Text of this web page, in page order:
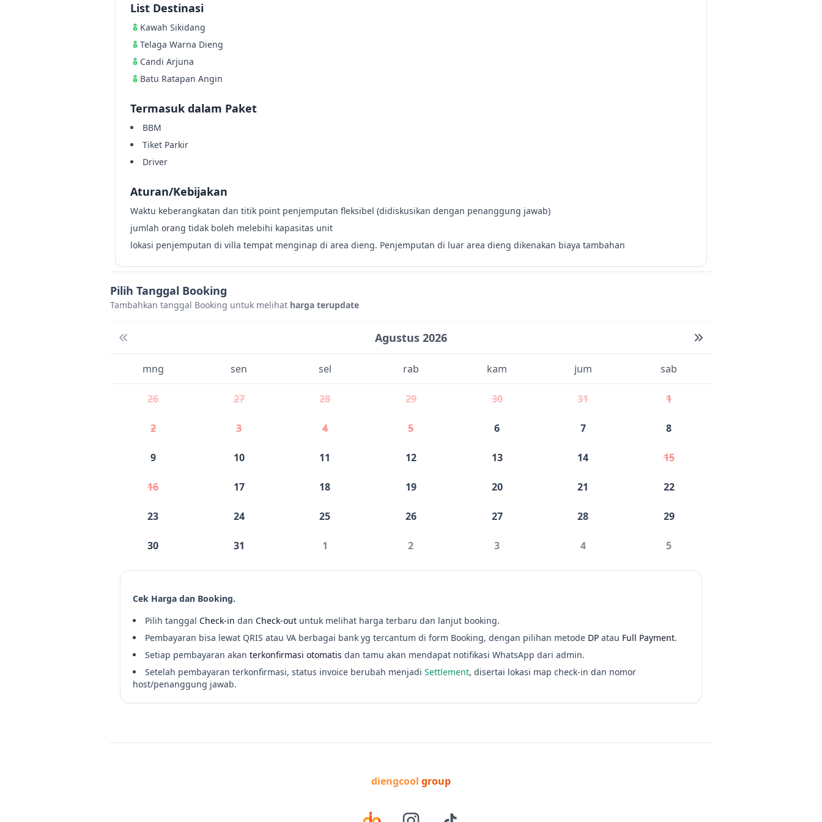
List Destinasi
Kawah Sikidang
Telaga Warna Dieng
Candi Arjuna
Batu Ratapan Angin
Termasuk dalam Paket
BBM
Tiket Parkir
Driver
Aturan/Kebijakan
Waktu keberangkatan dan titik point penjemputan fleksibel (didiskusikan dengan penanggung jawab)
jumlah orang tidak boleh melebihi kapasitas unit
lokasi penjemputan di villa tempat menginap di area dieng. Penjemputan di luar area dieng dikenakan biaya tambahan
Pilih Tanggal Booking
Tambahkan tanggal Booking untuk melihat harga terupdate
Agustus 2026
mng sen sel rab kam jum sab
26 27 28 29 30 31 1
2 3 4 5 6 7 8
9 10 11 12 13 14 15
16 17 18 19 20 21 22
23 24 25 26 27 28 29
30 31 1 2 3 4 5
Cek Harga dan Booking.
Pilih tanggal Check-in dan Check-out untuk melihat harga terbaru dan lanjut booking.
Pembayaran bisa lewat QRIS atau VA berbagai bank yg tercantum di form Booking, dengan pilihan metode DP atau Full Payment.
Setiap pembayaran akan terkonfirmasi otomatis dan tamu akan mendapat notifikasi WhatsApp dari admin.
Setelah pembayaran terkonfirmasi, status invoice berubah menjadi Settlement, disertai lokasi map check-in dan nomor
host/penanggung jawab.
diengcool group